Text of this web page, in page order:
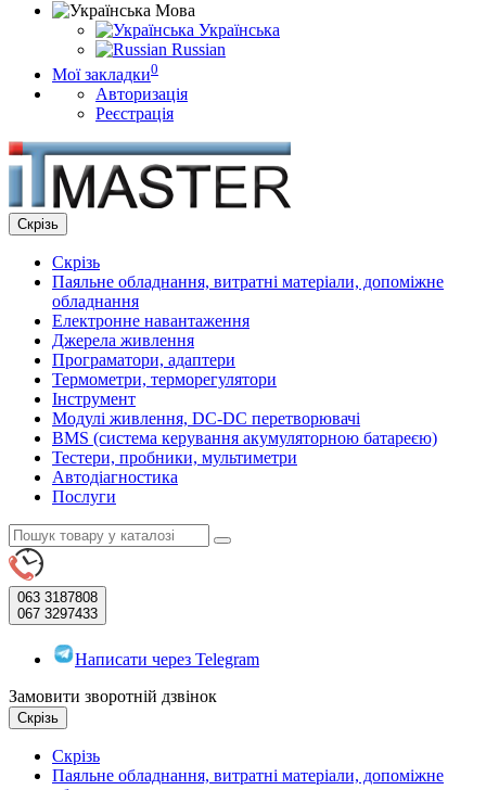
Мова
Українська
Russian
Мої закладки0
Авторизація
Реєстрація
Скрізь
Скрізь
Паяльне обладнання, витратні матеріали, допоміжне
обладнання
Електронне навантаження
Джерела живлення
Програматори, адаптери
Термометри, терморегулятори
Інструмент
Модулі живлення, DC-DC перетворювачі
BMS (система керування акумуляторною батареєю)
Тестери, пробники, мультиметри
Автодіагностика
Послуги
063 3187808
067 3297433
Написати через Telegram
Замовити зворотній дзвінок
Скрізь
Скрізь
Паяльне обладнання, витратні матеріали, допоміжне